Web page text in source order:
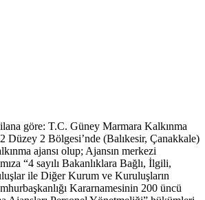
göre: T.C. Güney Marmara Kalkınma
2 Bölgesi’nde (Balıkesir, Çanakkale)
ajansı olup; Ajansın merkezi
“4 sayılı Bakanlıklara Bağlı, İlgili,
ile Diğer Kurum ve Kuruluşların
Kararnamesinin 200 üncü